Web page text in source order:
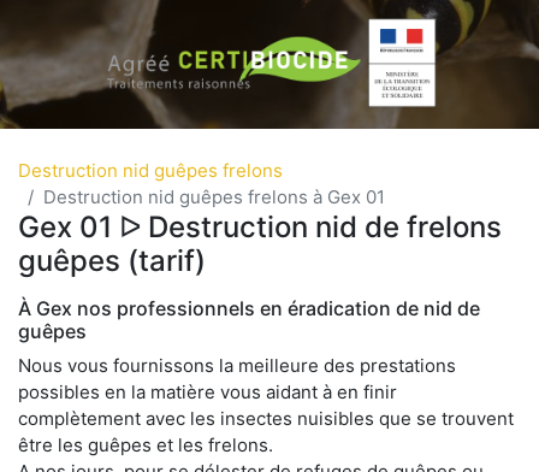
Destruction nid guêpes frelons
Destruction nid guêpes frelons à Gex 01
Gex 01 ᐅ Destruction nid de frelons
guêpes (tarif)
À Gex nos professionnels en éradication de nid de
guêpes
Nous vous fournissons la meilleure des prestations
possibles en la matière vous aidant à en finir
complètement avec les insectes nuisibles que se trouvent
être les guêpes et les frelons.